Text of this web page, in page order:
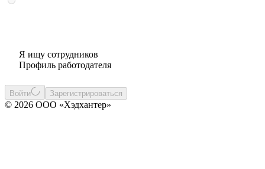
Я ищу сотрудников
Профиль работодателя
Войти Зарегистрироваться
© 2026 ООО «Хэдхантер»